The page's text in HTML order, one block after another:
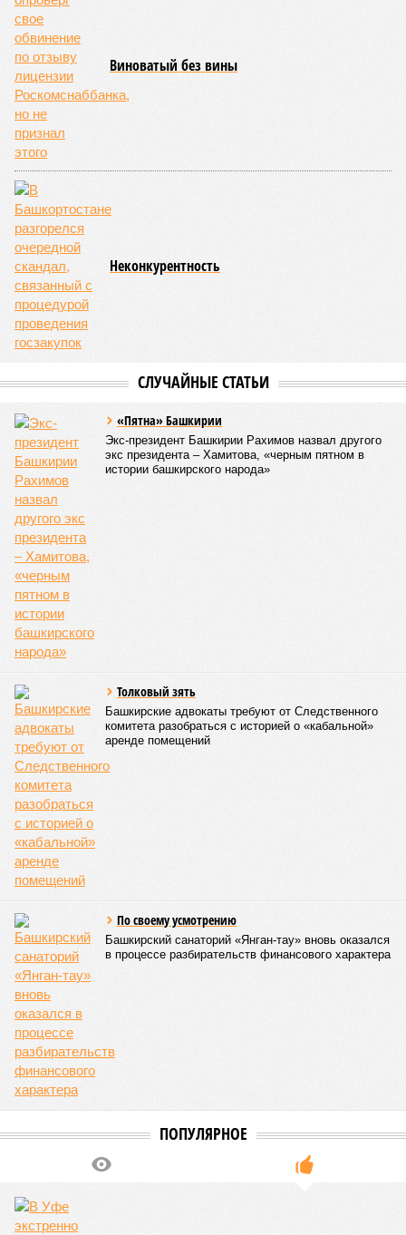
Виноватый без вины
Неконкурентность
СЛУЧАЙНЫЕ СТАТЬИ
«Пятна» Башкирии
Экс-президент Башкирии Рахимов назвал другого
экс президента – Хамитова, «черным пятном в
истории башкирского народа»
Толковый зять
Башкирские адвокаты требуют от Следственного
комитета разобраться с историей о «кабальной»
аренде помещений
По своему усмотрению
Башкирский санаторий «Янган-тау» вновь оказался
в процессе разбирательств финансового характера
ПОПУЛЯРНОЕ